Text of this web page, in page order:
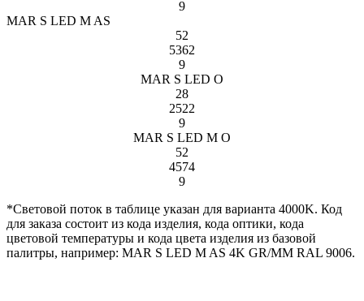
9
MAR S LED M AS
52
5362
9
MAR S LED O
28
2522
9
MAR S LED M O
52
4574
9
*Световой поток в таблице указан для варианта 4000K. Код
для заказа состоит из кода изделия, кода оптики, кода
цветовой температуры и кода цвета изделия из базовой
палитры, например: MAR S LED M AS 4K GR/MM RAL 9006.